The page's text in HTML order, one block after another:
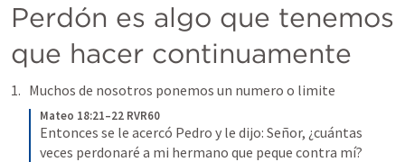
Perdón es algo que tenemos
que hacer continuamente
Muchos de nosotros ponemos un numero o limite
Mateo 18:21–22 RVR60
Entonces se le acercó Pedro y le dijo: Señor, ¿cuántas
veces perdonaré a mi hermano que peque contra mí?